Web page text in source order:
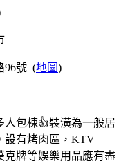
96號 (地圖)
人包棟👍裝潢為一般居
設有烤肉區，KTV
克牌等娛樂用品應有盡